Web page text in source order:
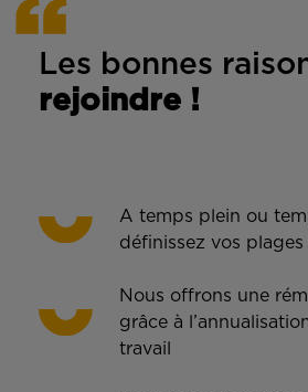
Les bonnes rais
rejoindre !
A temps plein ou
définissez vos
Nous offrons une
grâce à
travail